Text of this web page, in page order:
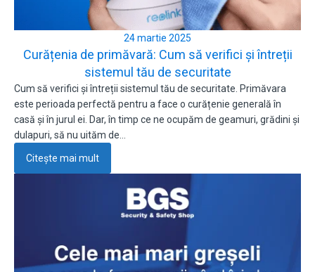
24 martie 2025
Curățenia de primăvară: Cum să verifici și întreții
sistemul tău de securitate
Cum să verifici și întreții sistemul tău de securitate. Primăvara
este perioada perfectă pentru a face o curățenie generală în
casă și în jurul ei. Dar, în timp ce ne ocupăm de geamuri, grădini și
dulapuri, să nu uităm de…
Citește mai mult